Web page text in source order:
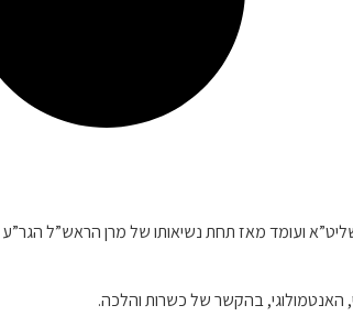
שליט”א ועומד מאז תחת נשיאותו של מרן הראש”ל
האנטמולוגי, בהקשר של כשרות והלכה.